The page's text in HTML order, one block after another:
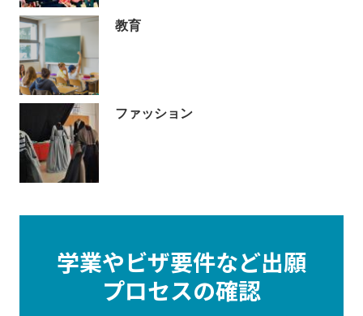
教育
ファッション
学業やビザ要件など出願
プロセスの確認